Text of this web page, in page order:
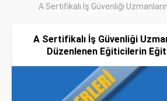
A Sertifikalı İş Güvenliği
A Sertifikalı İş Güvenliği
Düzenlenen Eğiticilerin